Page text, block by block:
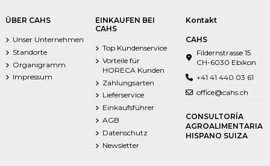
ÜBER CAHS
Unser Unternehmen
Standorte
Organigramm
Impressum
EINKAUFEN BEI
CAHS
Top Kundenservice
Vorteile für
HORECA Kunden
Zahlungsarten
Lieferservice
Einkaufsführer
AGB
Datenschutz
Newsletter
Kontakt
CAHS
Fildernstrasse 15
CH-6030 Ebikon
+41 41 440 03 61
office@cahs.ch
CONSULTORÍA
AGROALIMENTARIA
HISPANO SUIZA